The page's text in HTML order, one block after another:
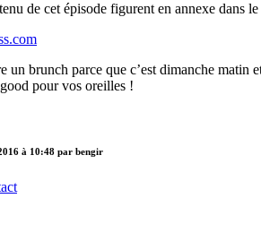
de cet épisode figurent en annexe dans
un brunch parce que c’est dimanche matin
pour vos oreilles !
à 10:48 par bengir